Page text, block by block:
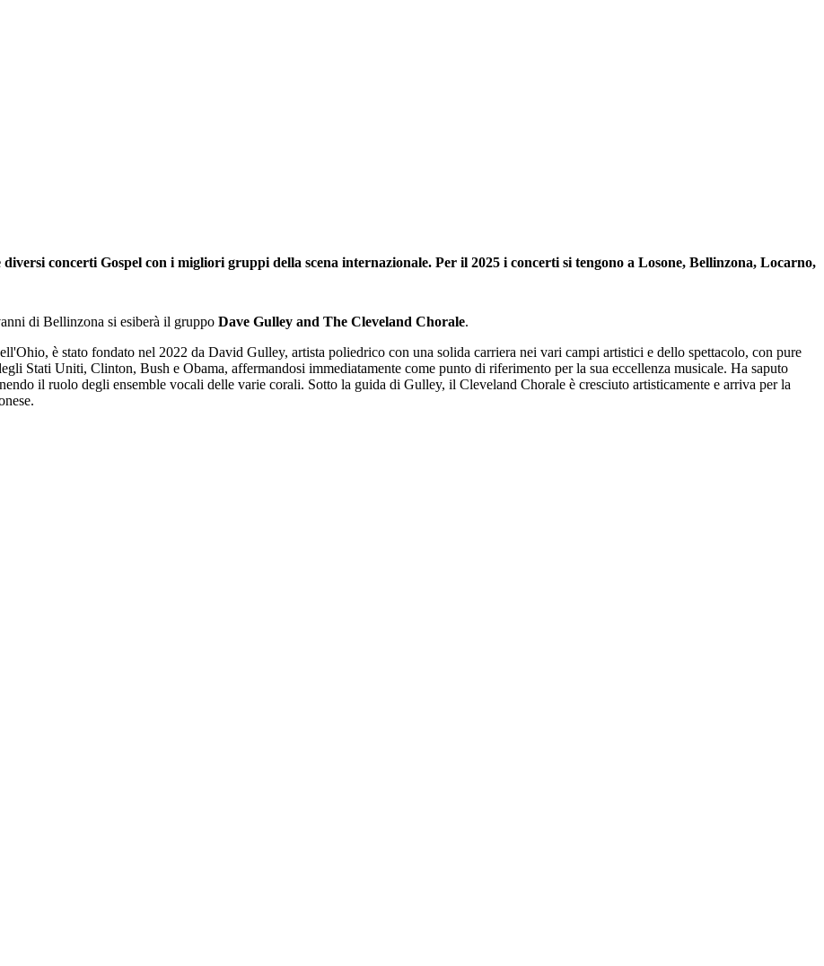
concerti Gospel con i migliori gruppi della scena internazionale. Per il 2025 i concerti si tengono a Losone, Bellinzona, Locarno,
di Bellinzona si esiberà il gruppo Dave Gulley and The Cleveland Chorale.
è stato fondato nel 2022 da David Gulley, artista poliedrico con una solida carriera nei vari campi artistici e dello spettacolo, con pure
Stati Uniti, Clinton, Bush e Obama, affermandosi immediatamente come punto di riferimento per la sua eccellenza musicale. Ha saputo
il ruolo degli ensemble vocali delle varie corali. Sotto la guida di Gulley, il Cleveland Chorale è cresciuto artisticamente e arriva per la